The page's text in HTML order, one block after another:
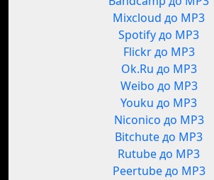
Mixcloud до MP3
Spotify до MP3
Flickr до MP3
Ok.Ru до MP3
Weibo до MP3
Youku до MP3
Niconico до MP3
Bitchute до MP3
Rutube до MP3
Peertube до MP3